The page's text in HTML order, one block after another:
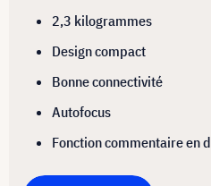
2,3 kilogrammes
Design compact
Bonne connectivité
Autofocus
Fonction commentaire en